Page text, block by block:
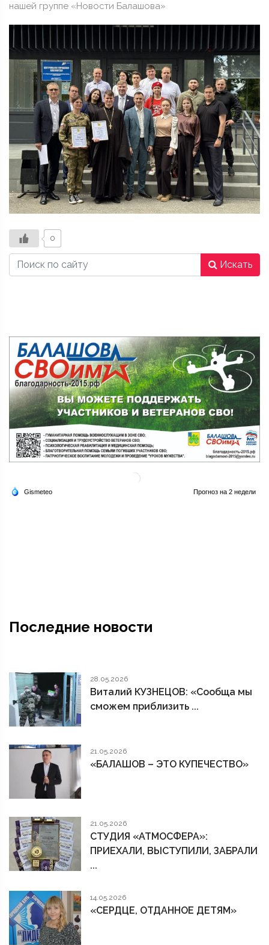
нашей группе «Новости Балашова»
0
Искать
Последние новости
28.05.2026
Виталий КУЗНЕЦОВ: «Сообща мы
сможем приблизить ...
21.05.2026
«БАЛАШОВ – ЭТО КУПЕЧЕСТВО»
21.05.2026
СТУДИЯ «АТМОСФЕРА»:
ПРИЕХАЛИ, ВЫСТУПИЛИ, ЗАБРАЛИ
...
14.05.2026
«СЕРДЦЕ, ОТДАННОЕ ДЕТЯМ»